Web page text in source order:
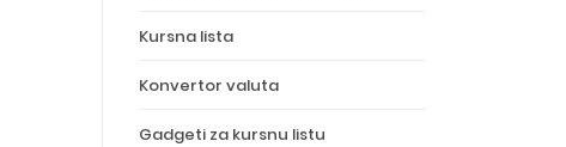
Kursna lista
Konvertor valuta
Gadgeti za kursnu listu